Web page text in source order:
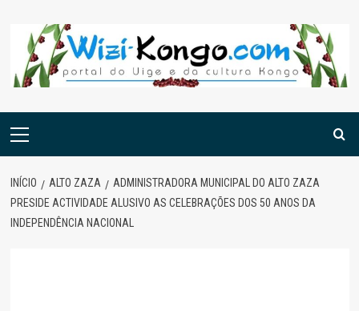
content
Menu
INÍCIO ALTO ZAZA
ADMINISTRADORA MUNICIPAL DO ALTO ZAZA
PRESIDE ACTIVIDADE ALUSIVO AS CELEBRAÇÕES DOS 50 ANOS DA
INDEPENDÊNCIA NACIONAL